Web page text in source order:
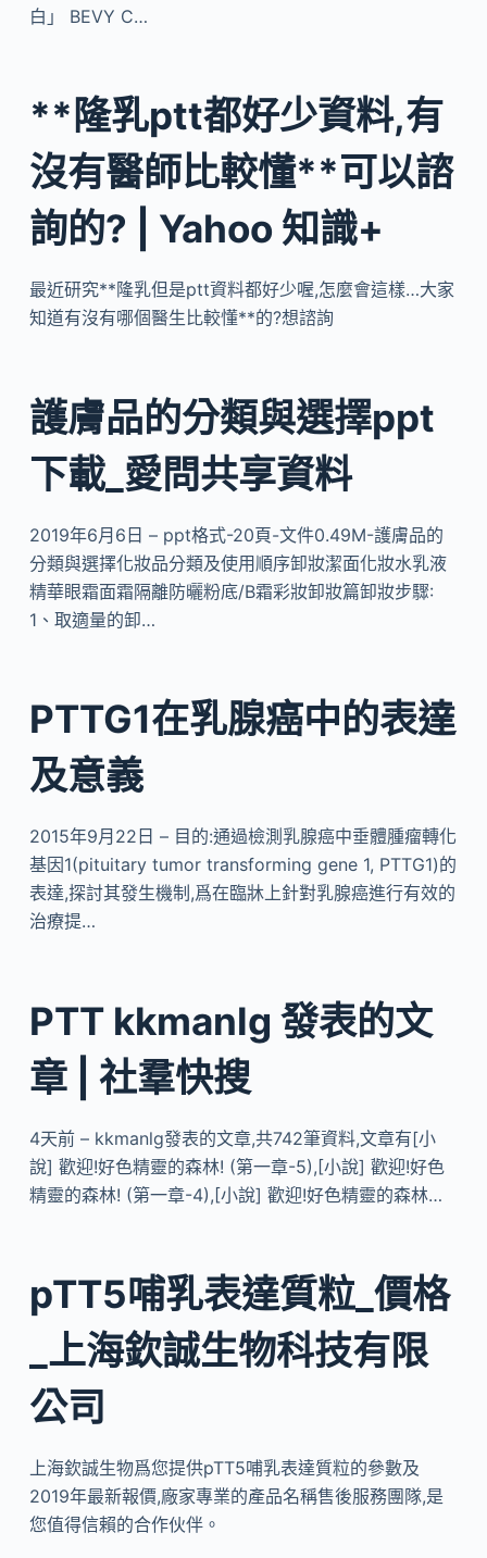
白」 BEVY C…
**隆乳ptt都好少資料,有
沒有醫師比較懂**可以諮
詢的? | Yahoo 知識+
最近研究**隆乳但是ptt資料都好少喔,怎麼會這樣…大家
知道有沒有哪個醫生比較懂**的?想諮詢
護膚品的分類與選擇ppt
下載_愛問共享資料
2019年6月6日 – ppt格式-20頁-文件0.49M-護膚品的
分類與選擇化妝品分類及使用順序卸妝潔面化妝水乳液
精華眼霜面霜隔離防曬粉底/B霜彩妝卸妝篇卸妝步驟:
1、取適量的卸…
PTTG1在乳腺癌中的表達
及意義
2015年9月22日 – 目的:通過檢測乳腺癌中垂體腫瘤轉化
基因1(pituitary tumor transforming gene 1, PTTG1)的
表達,探討其發生機制,爲在臨牀上針對乳腺癌進行有效的
治療提…
PTT kkmanlg 發表的文
章 | 社羣快搜
4天前 – kkmanlg發表的文章,共742筆資料,文章有[小
說] 歡迎!好色精靈的森林! (第一章-5),[小說] 歡迎!好色
精靈的森林! (第一章-4),[小說] 歡迎!好色精靈的森林…
pTT5哺乳表達質粒_價格
_上海欽誠生物科技有限
公司
上海欽誠生物爲您提供pTT5哺乳表達質粒的參數及
2019年最新報價,廠家專業的產品名稱售後服務團隊,是
您值得信賴的合作伙伴。